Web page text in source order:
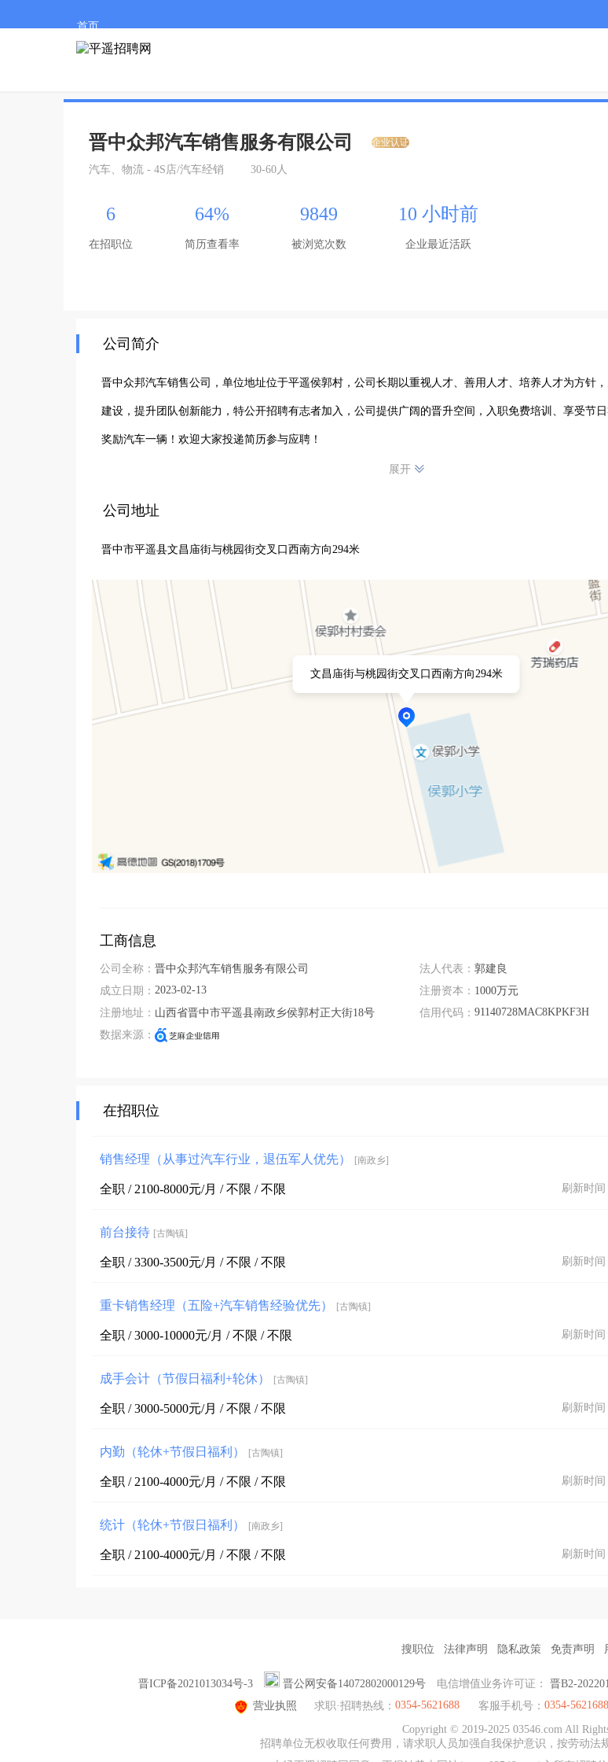
首页
晋中众邦汽车销售服务有限公司 企业认证
汽车、物流 - 4S店/汽车经销 30-60人
6
在招职位
64%
简历查看率
9849
被浏览次数
10 小时前
企业最近活跃
公司简介
晋中众邦汽车销售公司，单位地址位于平遥侯郭村，公司长期以重视人才、善用人才、培养人才为方针
建设，提升团队创新能力，特公开招聘有志者加入，公司提供广阔的晋升空间，入职免费培训、享受节
奖励汽车一辆！欢迎大家投递简历参与应聘！
展开
公司地址
晋中市平遥县文昌庙街与桃园街交叉口西南方向294米
文昌庙街与桃园街交叉口西南方向294米
工商信息
公司全称： 晋中众邦汽车销售服务有限公司
成立日期： 2023-02-13
注册地址： 山西省晋中市平遥县南政乡侯郭村正大街18号
数据来源：
法人代表： 郭建良
注册资本： 1000万元
信用代码： 91140728MAC8KPKF3H
在招职位
销售经理（从事过汽车行业，退伍军人优先） [南政乡]
全职 / 2100-8000元/月 / 不限 / 不限 刷新时间
前台接待 [古陶镇]
全职 / 3300-3500元/月 / 不限 / 不限 刷新时间
重卡销售经理（五险+汽车销售经验优先） [古陶镇]
全职 / 3000-10000元/月 / 不限 / 不限 刷新时间
成手会计（节假日福利+轮休） [古陶镇]
全职 / 3000-5000元/月 / 不限 / 不限 刷新时间
内勤（轮休+节假日福利） [古陶镇]
全职 / 2100-4000元/月 / 不限 / 不限 刷新时间
统计（轮休+节假日福利） [南政乡]
全职 / 2100-4000元/月 / 不限 / 不限 刷新时间
搜职位 法律声明 隐私政策 免责声明
晋ICP备2021013034号-3 晋公网安备14072802000129号 电信增值业务许可证： 晋B2-
营业执照
求职·招聘热线： 0354-5621688 客服手机号： 0354-5621688
Copyright © 2019-2025 03546.com All
招聘单位无权收取任何费用，请求职人员加强自我保护意识，按劳动法